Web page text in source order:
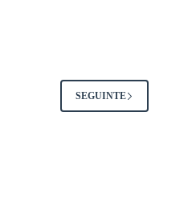
SEGUINTE